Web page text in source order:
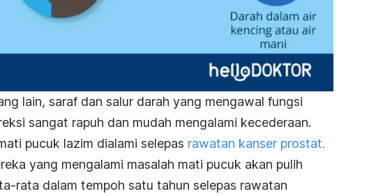
lain, saraf dan salur darah yang mengawal fungsi
sangat rapuh dan mudah mengalami kecederaan.
pucuk lazim dialami selepas rawatan kanser prostat.
yang mengalami masalah mati pucuk akan pulih
rata dalam tempoh satu tahun selepas rawatan